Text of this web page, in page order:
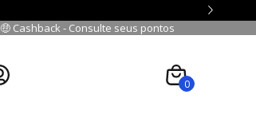
🤑 Cashback - Consulte seus pontos
0